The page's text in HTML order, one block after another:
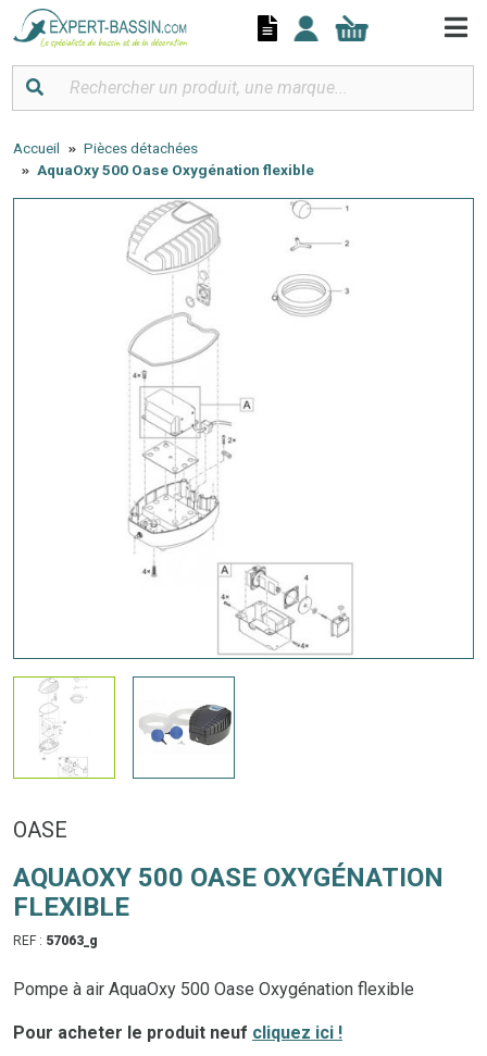
Accueil
Pièces détachées
AquaOxy 500 Oase Oxygénation flexible
OASE
AQUAOXY 500 OASE OXYGÉNATION
FLEXIBLE
REF : 57063_g
Pompe à air AquaOxy 500 Oase Oxygénation flexible
Pour acheter le produit neuf cliquez ici !
Panneau de gestion des cookies